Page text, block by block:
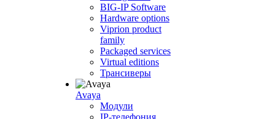
BIG-IP Software
Hardware options
Viprion product
family
Packaged services
Virtual editions
Трансиверы
Avaya
Модули